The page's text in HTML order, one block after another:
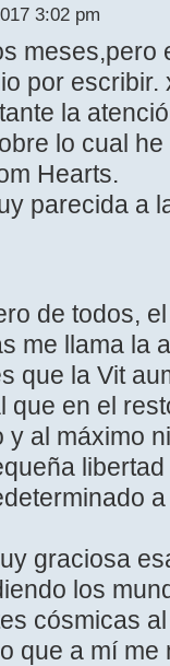
3:02 pm
meses,pero
por escribir.
la
lo cual
Hearts.
parecida a
de todos,
me llama la
que la Vit
que en el
y al máximo
graciosa
los
cósmicas
que a mí me